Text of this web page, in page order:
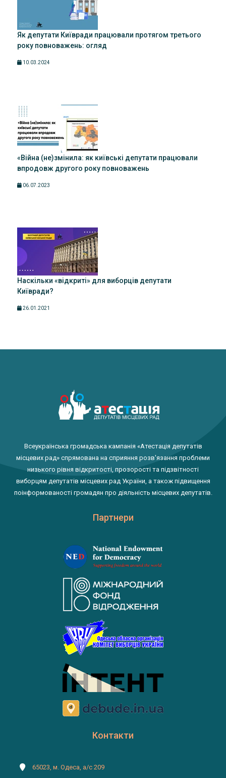
Як депутати Київради працювали протягом третього
року повноважень: огляд
10.03.2024
«Війна (не)змінила: як київські депутати працювали
впродовж другого року повноважень
06.07.2023
Наскільки «відкриті» для виборців депутати
Київради?
26.01.2021
Всеукраїнська громадська кампанія «Атестація депутатів
місцевих рад» спрямована на сприяння розв'язання проблеми
низького рівня відкритості, прозорості та підзвітності
виборцям депутатів місцевих рад України, а також підвищення
поінформованості громадян про діяльність місцевих депутатів.
Партнери
Контакти
65023, м. Одеса, а/с 209